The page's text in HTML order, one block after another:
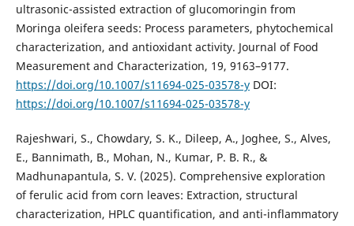
ultrasonic-assisted extraction of glucomoringin from
Moringa oleifera seeds: Process parameters, phytochemical
characterization, and antioxidant activity. Journal of Food
Measurement and Characterization, 19, 9163–9177.
https://doi.org/10.1007/s11694-025-03578-yDOI:
https://doi.org/10.1007/s11694-025-03578-y
Rajeshwari, S., Chowdary, S. K., Dileep, A., Joghee, S., Alves,
E., Bannimath, B., Mohan, N., Kumar, P. B. R., &
Madhunapantula, S. V. (2025). Comprehensive exploration
of ferulic acid from corn leaves: Extraction, structural
characterization, HPLC quantification, and anti-inflammatory